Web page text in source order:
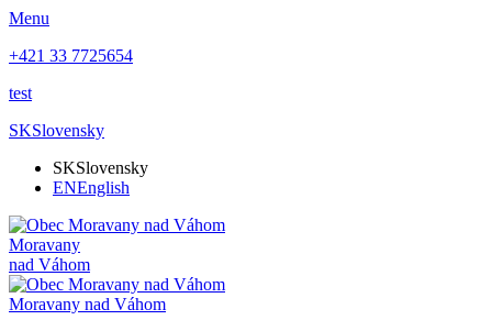
Menu
+421 33 7725654
test
SKSlovensky
SKSlovensky
ENEnglish
Moravany
nad Váhom
Moravany nad Váhom